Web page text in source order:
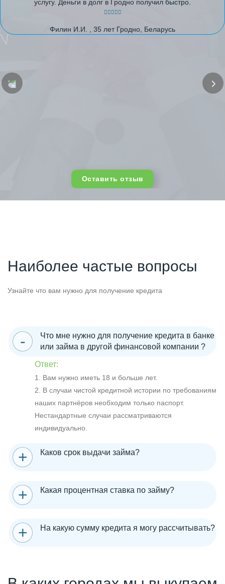
услугу. Деньги в долг в Гродно получил быстро.
Филин И.И. , 35 лет Гродно, Беларусь
Оставить отзыв
Наиболее частые вопросы
Узнайте что вам нужно для получение кредита
Что мне нужно для получение кредита в банке
или займа в другой финансовой компании ?
Ответ:
1. Вам нужно иметь 18 и больше лет.
2. В случаи чистой кредитной истории по требованиям
наших партнёров необходим только паспорт.
Нестандартные случаи рассматриваются
индивидуально.
Каков срок выдачи займа?
Какая процентная ставка по займу?
На какую сумму кредита я могу рассчитывать?